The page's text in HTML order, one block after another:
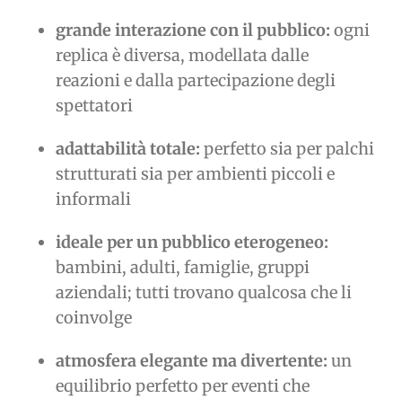
grande interazione con il pubblico: ogni
replica è diversa, modellata dalle
reazioni e dalla partecipazione degli
spettatori
adattabilità totale: perfetto sia per palchi
strutturati sia per ambienti piccoli e
informali
ideale per un pubblico eterogeneo:
bambini, adulti, famiglie, gruppi
aziendali; tutti trovano qualcosa che li
coinvolge
atmosfera elegante ma divertente: un
equilibrio perfetto per eventi che